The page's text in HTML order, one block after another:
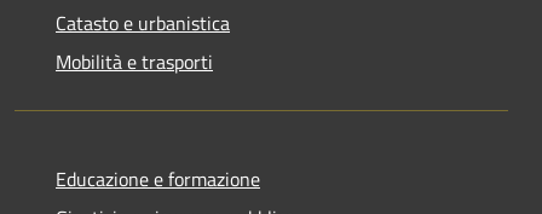
Catasto e urbanistica
Mobilità e trasporti
Educazione e formazione